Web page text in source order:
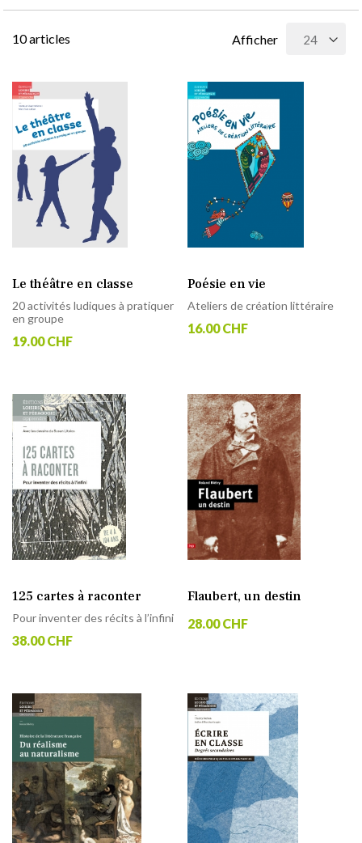
10articles Afficher
Le théâtre en classe
20 activités ludiques à pratiquer
en groupe
19.00 CHF
Poésie en vie
Ateliers de création littéraire
16.00 CHF
125 cartes à raconter
Pour inventer des récits à l’infini
38.00 CHF
Flaubert, un destin
28.00 CHF